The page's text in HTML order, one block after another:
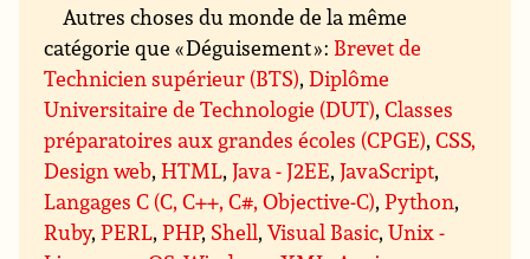
Autres choses du monde de la même
catégorie que « Déguisement » : Brevet de
Technicien supérieur (BTS),Diplôme
Universitaire de Technologie (DUT),Classes
préparatoires aux grandes écoles (CPGE),CSS,
Design web,HTML,Java - J2EE,JavaScript,
Langages C (C, C++, C#, Objective-C),Python,
Ruby,PERL,PHP, Shell,Visual Basic,Unix -